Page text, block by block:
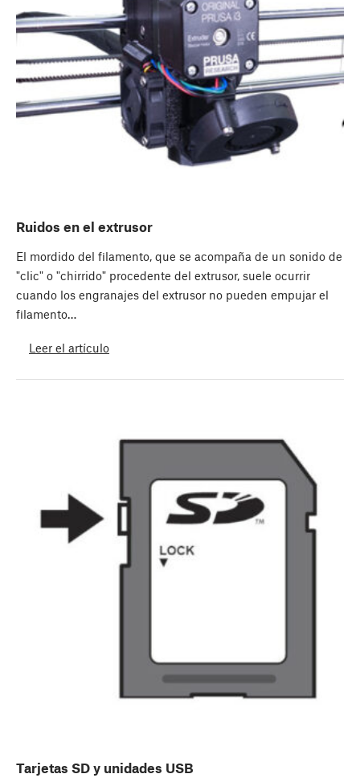
Ruidos en el extrusor
El mordido del filamento, que se acompaña de un sonido de
"clic" o "chirrido" procedente del extrusor, suele ocurrir
cuando los engranajes del extrusor no pueden empujar el
filamento…
Leer el artículo
Tarjetas SD y unidades USB